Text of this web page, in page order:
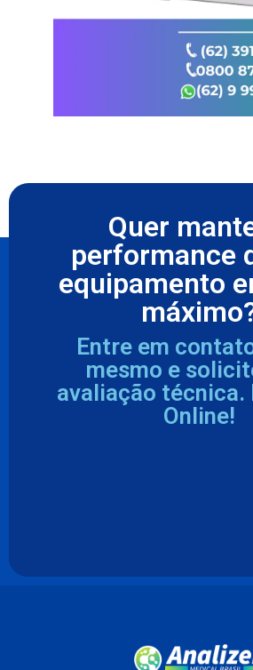
Quer
performance
equipamento
Entre em
mesmo e
avaliação técnica.
Online!